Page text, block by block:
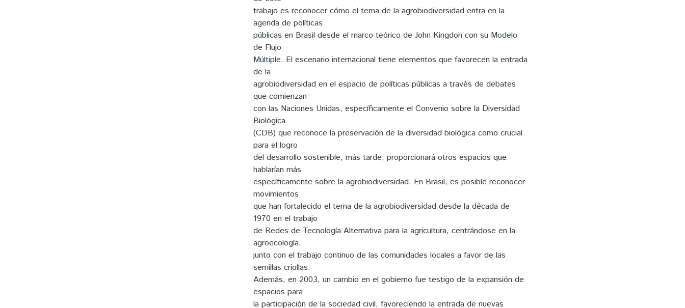
trabajo es reconocer cómo el tema de la agrobiodiversidad entra en la
agenda de políticas
públicas en Brasil desde el marco teórico de John Kingdon con su Modelo
de Flujo
Múltiple. El escenario internacional tiene elementos que favorecen la entrada
de la
agrobiodiversidad en el espacio de políticas públicas a través de debates
que comienzan
con las Naciones Unidas, específicamente el Convenio sobre la Diversidad
Biológica
(CDB) que reconoce la preservación de la diversidad biológica como crucial
para el logro
del desarrollo sostenible, más tarde, proporcionará otros espacios que
hablarían más
específicamente sobre la agrobiodiversidad. En Brasil, es posible reconocer
movimientos
que han fortalecido el tema de la agrobiodiversidad desde la década de
1970 en el trabajo
de Redes de Tecnología Alternativa para la agricultura, centrándose en la
agroecología,
junto con el trabajo continuo de las comunidades locales a favor de las
semillas criollas.
Además, en 2003, un cambio en el gobierno fue testigo de la expansión de
espacios para
la participación de la sociedad civil, favoreciendo la entrada de nuevas